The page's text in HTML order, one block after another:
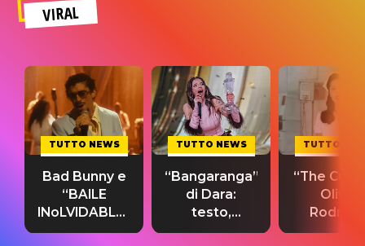
VIRAL
TUTTO NEWS
Bad Bunny e
“BAILE
INoLVIDABLE”:
testo,
TUTTO NEWS
“Bangaranga”
di Dara:
testo,
traduzione e
TUTTO
“The
Olivia
testo,